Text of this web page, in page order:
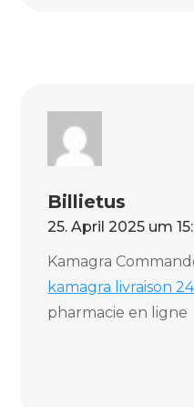
Billietus
25. April 2025 um
Kamagra
kamagra livraison
pharmacie en ligne